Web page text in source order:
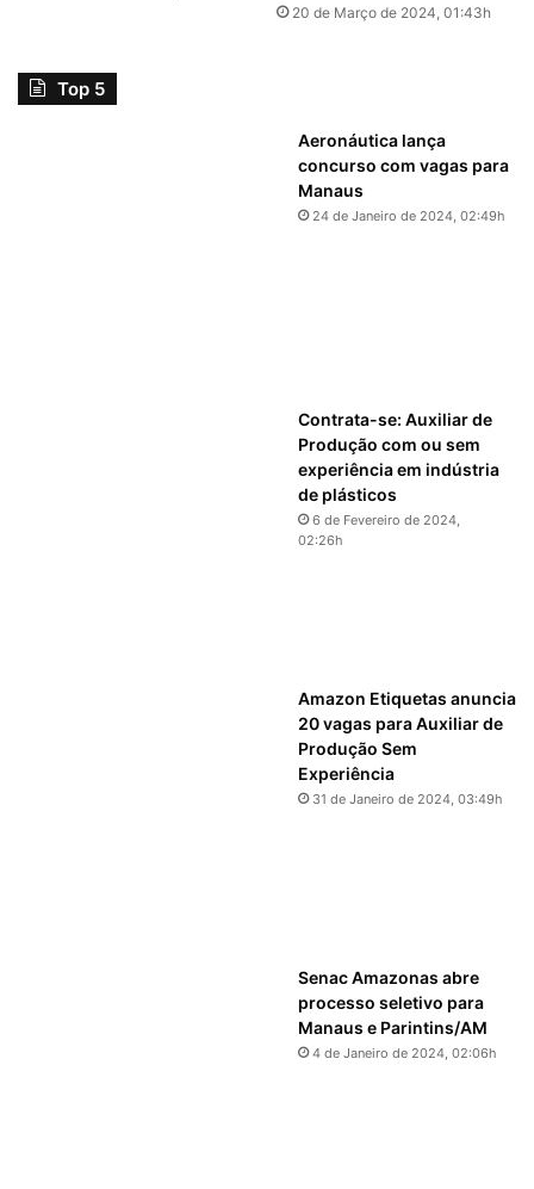
20 de Março de 2024, 01:43h
Top 5
Aeronáutica lança
concurso com vagas para
Manaus
24 de Janeiro de 2024, 02:49h
Contrata-se: Auxiliar de
Produção com ou sem
experiência em indústria
de plásticos
6 de Fevereiro de 2024,
02:26h
Amazon Etiquetas anuncia
20 vagas para Auxiliar de
Produção Sem
Experiência
31 de Janeiro de 2024, 03:49h
Senac Amazonas abre
processo seletivo para
Manaus e Parintins/AM
4 de Janeiro de 2024, 02:06h